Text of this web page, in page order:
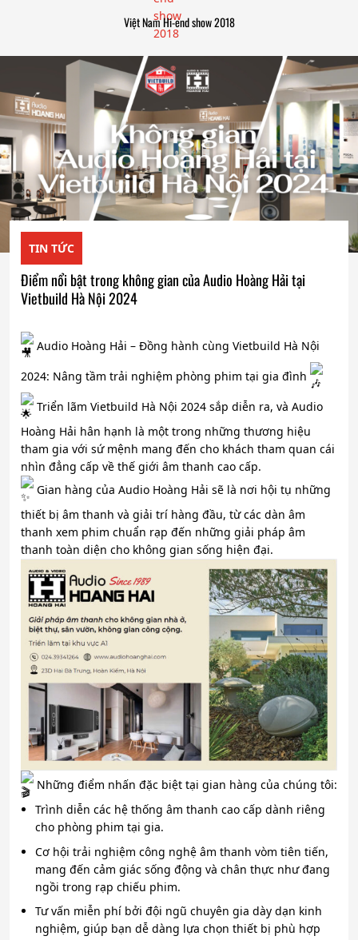
Việt Nam Hi-end show 2018
TIN TỨC
Điểm nổi bật trong không gian của Audio Hoàng Hải tại
Vietbuild Hà Nội 2024
Audio Hoàng Hải – Đồng hành cùng Vietbuild Hà Nội
2024: Nâng tầm trải nghiệm phòng phim tại gia đình
Triển lãm Vietbuild Hà Nội 2024 sắp diễn ra, và Audio
Hoàng Hải hân hạnh là một trong những thương hiệu
tham gia với sứ mệnh mang đến cho khách tham quan cái
nhìn đẳng cấp về thế giới âm thanh cao cấp.
Gian hàng của Audio Hoàng Hải sẽ là nơi hội tụ những
thiết bị âm thanh và giải trí hàng đầu, từ các dàn âm
thanh xem phim chuẩn rạp đến những giải pháp âm
thanh toàn diện cho không gian sống hiện đại.
Những điểm nhấn đặc biệt tại gian hàng của chúng tôi:
Trình diễn các hệ thống âm thanh cao cấp dành riêng
cho phòng phim tại gia.
Cơ hội trải nghiệm công nghệ âm thanh vòm tiên tiến,
mang đến cảm giác sống động và chân thực như đang
ngồi trong rạp chiếu phim.
Tư vấn miễn phí bởi đội ngũ chuyên gia dày dạn kinh
nghiệm, giúp bạn dễ dàng lựa chọn thiết bị phù hợp